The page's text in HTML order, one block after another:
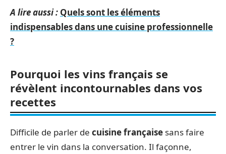
A lire aussi : Quels sont les éléments
indispensables dans une cuisine professionnelle
?
Pourquoi les vins français se
révèlent incontournables dans vos
recettes
Difficile de parler de cuisine française sans faire
entrer le vin dans la conversation. Il façonne,